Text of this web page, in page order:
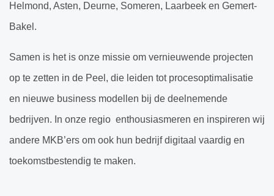
Helmond, Asten, Deurne, Someren, Laarbeek en Gemert-
Bakel.
Samen is het is onze missie om vernieuwende projecten
op te zetten in de Peel, die leiden tot procesoptimalisatie
en nieuwe business modellen bij de deelnemende
bedrijven. In onze regio enthousiasmeren en inspireren wij
andere MKB’ers om ook hun bedrijf digitaal vaardig en
toekomstbestendig te maken.